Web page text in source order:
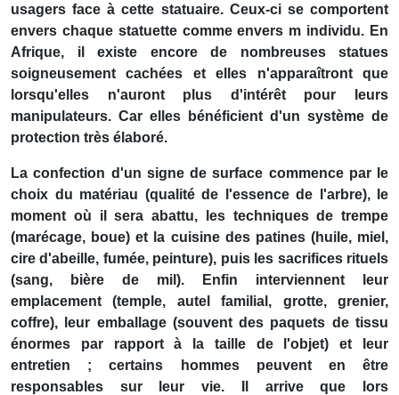
usagers face à cette statuaire. Ceux-ci se comportent
envers chaque statuette comme envers m individu. En
Afrique, il existe encore de nombreuses statues
soigneusement cachées et elles n'apparaîtront que
lorsqu'elles n'auront plus d'intérêt pour leurs
manipulateurs. Car elles bénéficient d'un système de
protection très élaboré.
La confection d'un signe de surface commence par le
choix du matériau (qualité de l'essence de l'arbre), le
moment où il sera abattu, les techniques de trempe
(marécage, boue) et la cuisine des patines (huile, miel,
cire d'abeille, fumée, peinture), puis les sacrifices rituels
(sang, bière de mil). Enfin interviennent leur
emplacement (temple, autel familial, grotte, grenier,
coffre), leur emballage (souvent des paquets de tissu
énormes par rapport à la taille de l'objet) et leur
entretien ; certains hommes peuvent en être
responsables sur leur vie. Il arrive que lors